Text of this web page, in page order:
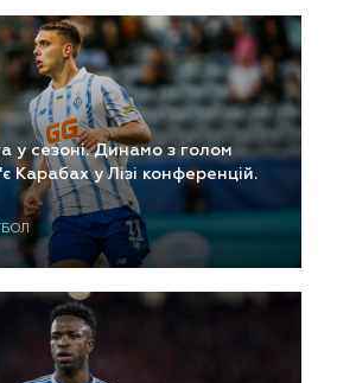
у сезоні. Динамо з голом
Карабах у Лізі конференцій.